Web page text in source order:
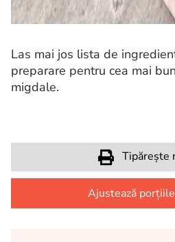
Las mai jos lista de
preparare pentru cea mai
migdale.
Tipărește
Ajustează porțiile